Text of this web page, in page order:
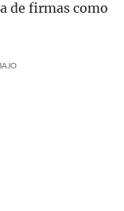
de firmas como